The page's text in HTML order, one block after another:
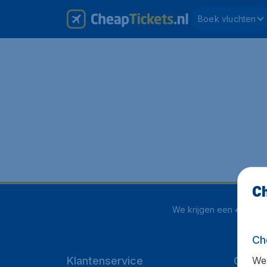
Boek vluchten
We krijgen een 4 uit 5
Klantenservice